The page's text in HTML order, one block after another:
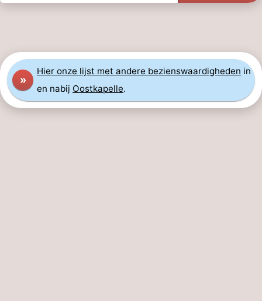
»
Hier onze lijst met andere bezienswaardigheden in
en nabij Oostkapelle.